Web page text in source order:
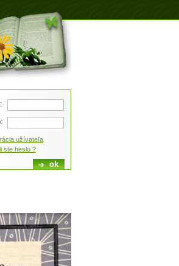
užívateľa
ste heslo ?